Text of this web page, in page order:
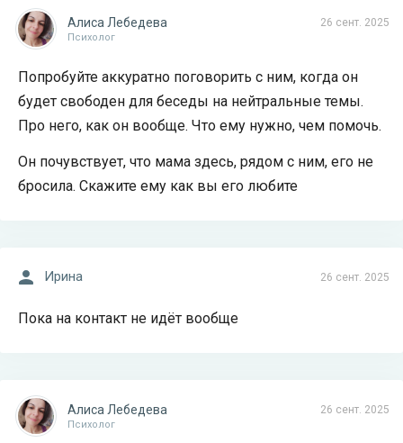
26 сент. 2025
Алиса Лебедева
Психолог
Попробуйте аккуратно поговорить с ним, когда он
будет свободен для беседы на нейтральные темы.
Про него, как он вообще. Что ему нужно, чем помочь.
Он почувствует, что мама здесь, рядом с ним, его не
бросила. Скажите ему как вы его любите
26 сент. 2025
Ирина
Пока на контакт не идёт вообще
26 сент. 2025
Алиса Лебедева
Психолог